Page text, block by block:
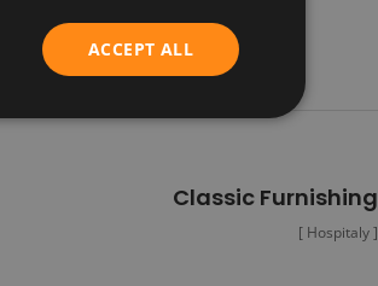
anim id est laborum.
Classic Furnishing
[ Hospitaly ]
ACCEPT ALL